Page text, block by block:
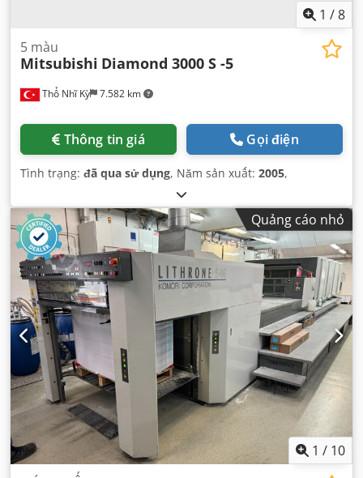
1 /8
Thổ Nhĩ Kỳ 7.582 km
5 màu
Mitsubishi Diamond 3000 S -5
Thông tin giá Gọi điện
Tình trạng: đã qua sử dụng, Năm sản xuất: 2005,
Quảng cáo nhỏ
1 / 10